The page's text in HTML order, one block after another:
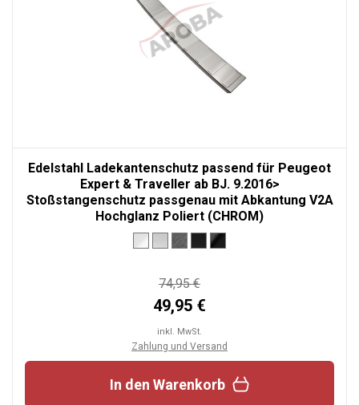
Edelstahl Ladekantenschutz passend für Peugeot
Expert & Traveller ab BJ. 9.2016>
Stoßstangenschutz passgenau mit Abkantung V2A
Hochglanz Poliert (CHROM)
74,95 €
49,95 €
inkl. MwSt.
Zahlung und Versand
In den Warenkorb